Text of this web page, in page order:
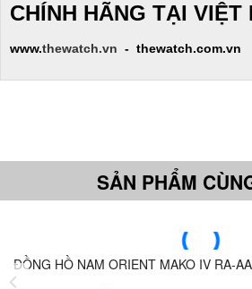
CHÍNH HÃNG TẠI VIỆT
www.thewatch.vn - thewatch.com.vn
SẢN PHẨM
ĐỒNG HỒ NAM ORIENT MAKO IV RA-